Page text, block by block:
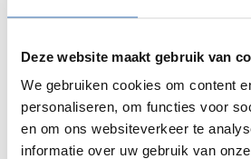
Deze website maakt gebruik van
We gebruiken cookies om content
personaliseren, om functies voor
en om ons websiteverkeer te
informatie over uw gebruik van
ventilatiesysteem? Het
F7 uitgelegd.
Feit of fabel? Je kan
onderhoud van je